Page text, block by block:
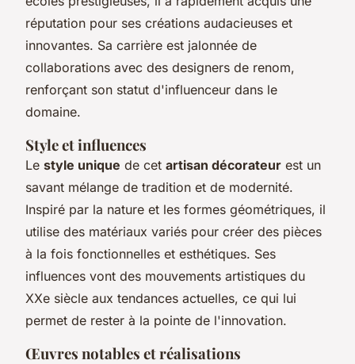
réputation pour ses créations audacieuses et
innovantes. Sa carrière est jalonnée de
collaborations avec des designers de renom,
renforçant son statut d'influenceur dans le
domaine.
Style et influences
Le style unique de cet artisan décorateur est un
savant mélange de tradition et de modernité.
Inspiré par la nature et les formes géométriques, il
utilise des matériaux variés pour créer des pièces
à la fois fonctionnelles et esthétiques. Ses
influences vont des mouvements artistiques du
XXe siècle aux tendances actuelles, ce qui lui
permet de rester à la pointe de l'innovation.
Œuvres notables et réalisations